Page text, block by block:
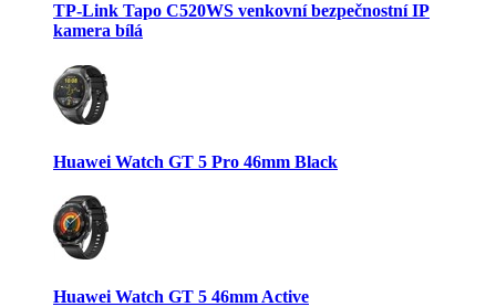
TP-Link Tapo C520WS venkovní bezpečnostní IP
kamera bílá
Huawei Watch GT 5 Pro 46mm Black
Huawei Watch GT 5 46mm Active